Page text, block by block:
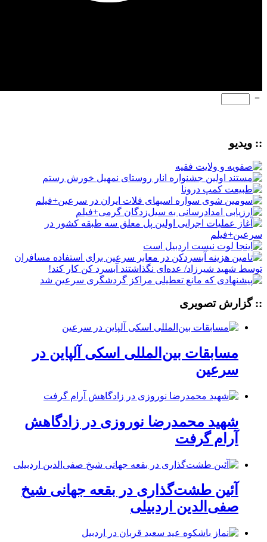
=
:: ویدیو
:: گزارش تصویری
مسابقات بین‌المللی اسکی آلپاین در
سرعین
شهید محمدرضا نوروزی در زادگاهش
آرام گرفت
آئین طشت‌گذاری در بقعه جهانی شیخ
صفی‌الدین اردبیلی